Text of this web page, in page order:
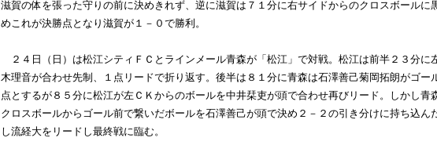
滋賀の体を張った守りの前に決めきれず、逆に滋賀は７１分に右サイドからのクロスボールに
めこれが決勝点となり滋賀が１－０で勝利。
２４日（日）は松江シティＦＣとラインメール青森が「松江」で対戦。松江は前半２３分に
木理音が合わせ先制、１点リードで折り返す。後半は８１分に青森は石澤善己菊岡拓朗がゴー
点とするが８５分に松江が左ＣＫからのボールを中井栞吏が頭で合わせ再びリード。しかし青
クロスボールからゴール前で繋いだボールを石澤善己が頭で決め２－２の引き分けに持ち込ん
し流経大をリードし最終戦に臨む。